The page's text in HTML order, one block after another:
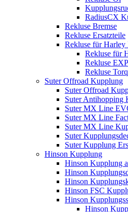
RadiusCX
Rekluse Bremse
Rekluse Ersatzteile
Rekluse für Harley
Rekluse für
Rekluse
Rekluse
Suter Offroad Kupplung
Suter Offroad
Suter Antihopping
Suter MX Line
Suter MX Line
Suter MX Line
Suter
Suter Kupplung
Hinson Kupplung
Hinson Kupplung
Hinson
Hinson
Hinson FSC
Hinson
Hinson